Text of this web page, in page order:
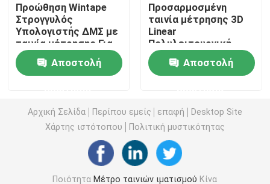
Εισελκόμενο μέτρο ταινιών σώματος
παχυμετρικός διαβήτης λίπους σωμάτων
μέτρο ταινιών χάλυβα
Προώθηση Wintape
Στρογγυλός
Υπολογιστής ΔΜΣ με
ταινία μέτρησης Για
όσους προσπαθούν
να χάσουν βάρος
Αποστολή
Προσαρμοσμένη
ταινία μέτρησης 3D
Linear
Πολυλειτουργική
μετρητική ταινία
πατήστε το κουμπί
Κεφαλή Άκρο μέση
Αποστολή
Αρχική Σελίδα Περίπου εμείς επαφή
Desktop Site
Χάρτης ιστότοπου
Πολιτική μυστικότητας
Ποιότητα Μέτρο ταινιών ιματισμού Κίνα